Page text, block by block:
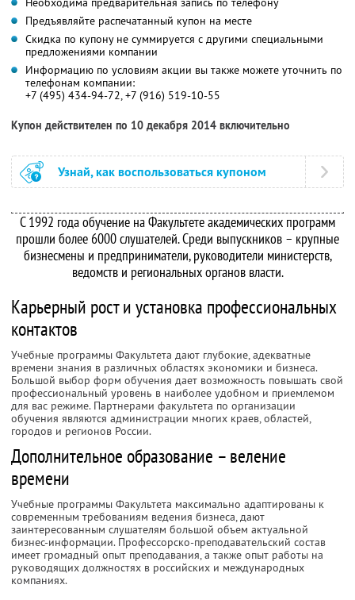
Предъявляйте распечатанный купон на месте
Скидка по купону не суммируется с другими специальными
предложениями компании
Информацию по условиям акции вы также можете уточнить по
телефонам компании:
+7 (495) 434-94-72, +7 (916) 519-10-55
Купон действителен по 10 декабря 2014 включительно
Узнай, как воспользоваться купоном
С 1992 года обучение на Факультете академических программ
прошли более 6000 слушателей. Среди выпускников – крупные
бизнесмены и предприниматели, руководители министерств,
ведомств и региональных органов власти.
Карьерный рост и установка профессиональных
контактов
Учебные программы Факультета дают глубокие, адекватные
времени знания в различных областях экономики и бизнеса.
Большой выбор форм обучения дает возможность повышать свой
профессиональный уровень в наиболее удобном и приемлемом
для вас режиме. Партнерами факультета по организации
обучения являются администрации многих краев, областей,
городов и регионов России.
Дополнительное образование – веление
времени
Учебные программы Факультета максимально адаптированы к
современным требованиям ведения бизнеса, дают
заинтересованным слушателям большой объем актуальной
бизнес-информации. Профессорско-преподавательский состав
имеет громадный опыт преподавания, а также опыт работы на
руководящих должностях в российских и международных
компаниях.